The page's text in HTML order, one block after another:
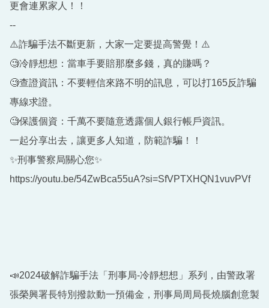
更會連累家人！！
--
⚠️詐騙手法不斷更新，大家一定要提⾼警覺！⚠️
🧐冷靜想想：當車手要賠那麼多錢，真的賺嗎？
🧐查證資訊：不要輕信來路不明的訊息，可以打165反詐騙
專線求證。
🧐保護個資：千萬不要隨意透露個人銀行帳戶資訊。
一起分享出去，讓更多人知道，防範詐騙！！
✨刑事警察局關心您✨
https://youtu.be/54ZwBca55uA?si=SfVPTXHQN1vuvPVf
📣2024破解詐騙手法「刑事局-冷靜想想」系列，由警政署
張榮興署長特別撥款動一預備金，刑事局周局長燒腦創意製